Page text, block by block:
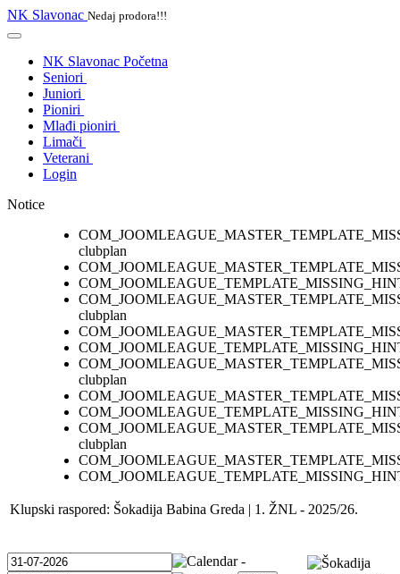
NK Slavonac Nedaj prodora!!!
NK Slavonac Početna
Seniori
Juniori
Pioniri
Mlađi pioniri
Limači
Veterani
Login
Notice
clubplan
clubplan
clubplan
clubplan
Klupski raspored: Šokadija Babina Greda | 1. ŽNL - 2025/26.
-